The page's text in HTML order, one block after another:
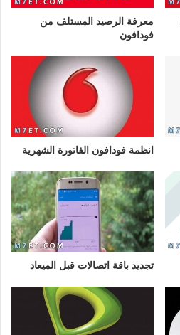
معرفة الرصيد المستلف من
فودافون
انظمة فودافون الفاتورة الشهرية
تجديد باقة اتصالات قبل الميعاد